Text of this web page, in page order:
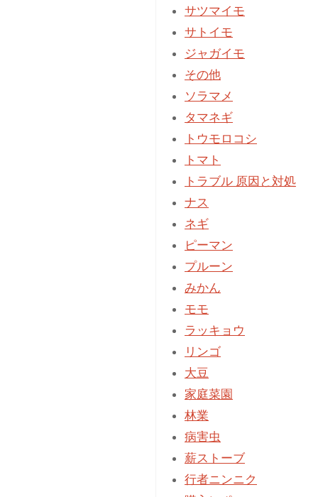
サツマイモ
サトイモ
ジャガイモ
その他
ソラマメ
タマネギ
トウモロコシ
トマト
トラブル 原因と対処
ナス
ネギ
ピーマン
プルーン
みかん
モモ
ラッキョウ
リンゴ
大豆
家庭菜園
林業
病害虫
薪ストーブ
行者ニンニク